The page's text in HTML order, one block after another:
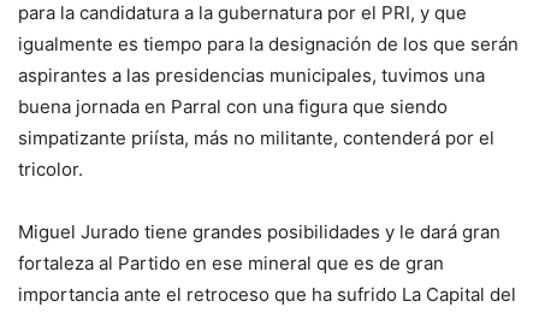
para la candidatura a la gubernatura por el PRI, y que
igualmente es tiempo para la designación de los que serán
aspirantes a las presidencias municipales, tuvimos una
buena jornada en Parral con una figura que siendo
simpatizante priísta, más no militante, contenderá por el
tricolor.
Miguel Jurado tiene grandes posibilidades y le dará gran
fortaleza al Partido en ese mineral que es de gran
importancia ante el retroceso que ha sufrido La Capital del